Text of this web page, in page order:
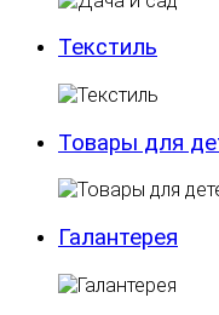
Текстиль
Товары для
Галантерея